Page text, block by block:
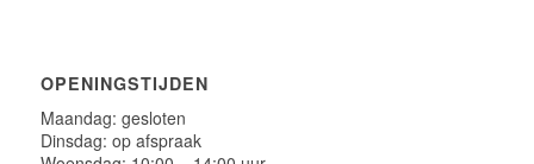
OPENINGSTIJDEN
Maandag: gesloten
Dinsdag: op afspraak